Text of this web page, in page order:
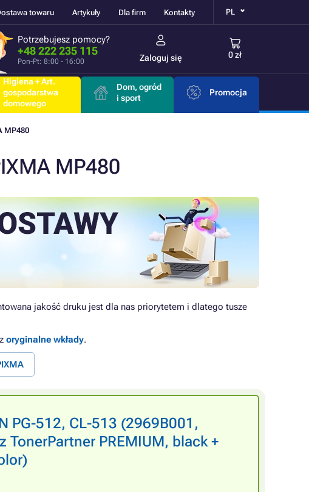
towaru Artykuły Dla firm Kontakty PL
Potrzebujesz pomocy?
+48 222 235 115
Pon-Pt: 8:00 - 16:00 Zaloguj się 0 zł
Higiena + Art.
gospodarstwa
domowego
Dom, ogród
i sport
Promocja
MP480
MP480
jakość druku jest dla nas priorytetem i dlatego tusze
oryginalne wkłady.
PG-512, CL-513 (2969B001,
TonerPartner PREMIUM, black +